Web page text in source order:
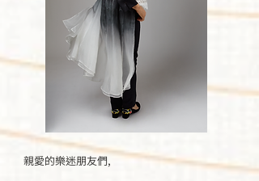
親愛的樂迷朋友們,